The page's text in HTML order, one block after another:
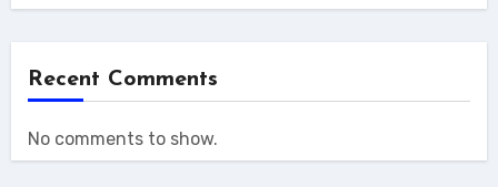
Recent Comments
No comments to show.